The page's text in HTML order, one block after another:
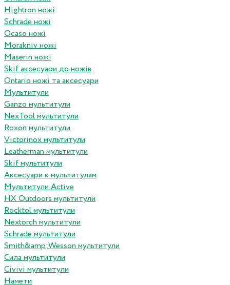
Hightron ножі
Schrade ножі
Ocaso ножі
Morakniv ножі
Maserin ножі
Skif аксесуари до ножів
Ontario ножі та аксесуари
Мультитули
Ganzo мультитули
NexTool мультитули
Roxon мультитули
Victorinox мультитули
Leatherman мультитули
Skif мультитули
Аксесуари к мультитулам
Мультитули Active
HX Outdoors мультитули
Rocktol мультитули
Nextorch мультитули
Schrade мультитули
Smith&amp;Wesson мультитули
Сила мультитули
Civivi мультитули
Намети